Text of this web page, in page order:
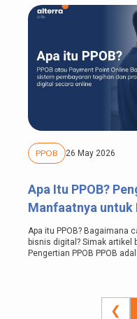
PPOB 26 May 2026
Apa Itu PPOB?
Manfaatnya untuk
Apa itu PPOB? Bagaimana
bisnis digital? Simak artikel
Pengertian PPOB PPOB adalah singkatan dari Payment Point
❮